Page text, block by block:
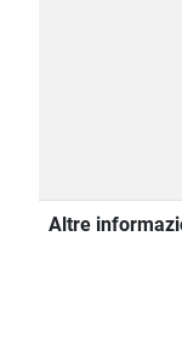
Altre